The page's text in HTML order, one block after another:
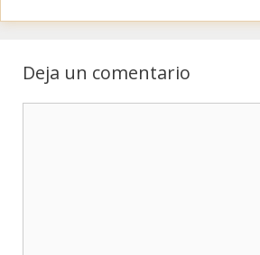
Deja un comentario